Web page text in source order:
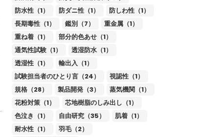
防水性（1）
防ダニ性（1）
防しわ性（1）
長期毒性（1）
鑑別（7）
重金属（1）
重ね着（1）
部分的色あせ（1）
通気性試験（1）
透湿防水（1）
透湿性（1）
輸出入（1）
試験担当者のひとり言（24）
視認性（1）
規格（28）
製品開発（3）
蒸気機関（1）
花粉対策（1）
芯地樹脂のしみ出し（1）
色泣き（1）
自由研究（35）
肌着（1）
耐水性（1）
羽毛（2）